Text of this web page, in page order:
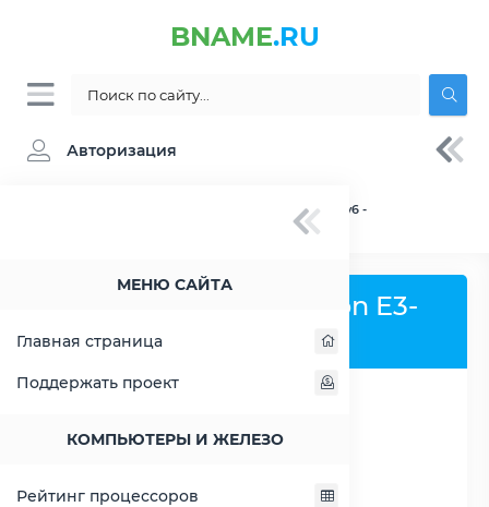
BNAME.RU
Авторизация
МЕНЮ САЙТА
Главная страница
Поддержать проект
КОМПЬЮТЕРЫ И ЖЕЛЕЗО
Рейтинг процессоров
» Процессор Intel Xeon E3-1270 v6 -
Процессор Intel Xeon E3-